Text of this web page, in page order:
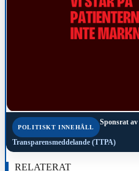
POLITISKT INNEHÅLL
Sponsrat av
Transparensmeddelande (TTPA)
RELATERAT